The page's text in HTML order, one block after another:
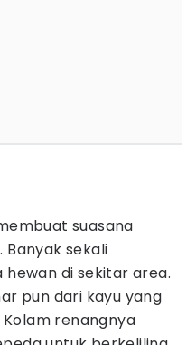
suasana
Banyak sekali
di sekitar area.
pun dari kayu yang
renangnya